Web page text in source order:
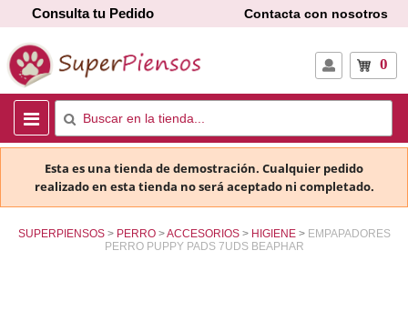
Consulta tu Pedido Contacta con nosotros
0
Esta es una tienda de demostración. Cualquier pedido
realizado en esta tienda no será aceptado ni completado.
SUPERPIENSOS PERRO ACCESORIOS HIGIENE
EMPAPADORES
PERRO PUPPY PADS 7UDS BEAPHAR